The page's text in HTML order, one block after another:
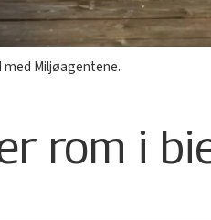
med Miljøagentene.
rom i